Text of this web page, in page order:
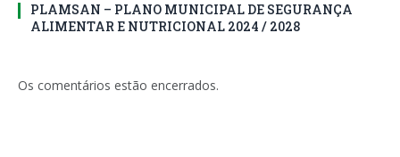
PLAMSAN – PLANO MUNICIPAL DE SEGURANÇA
ALIMENTAR E NUTRICIONAL 2024 / 2028
Os comentários estão encerrados.